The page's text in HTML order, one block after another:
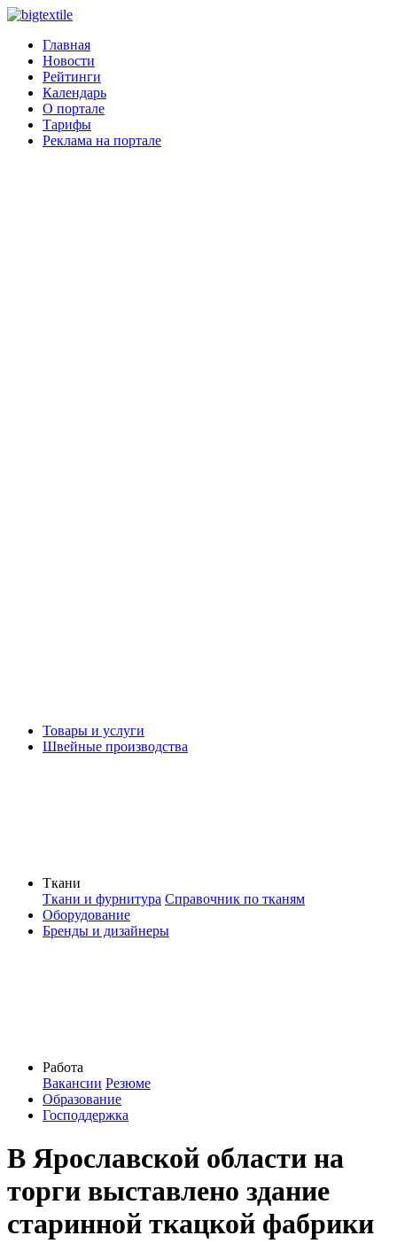
Главная
Новости
Рейтинги
Календарь
О портале
Тарифы
Реклама на портале
Товары и услуги
Швейные производства
Ткани
Ткани и фурнитура Справочник по тканям
Оборудование
Бренды и дизайнеры
Работа
Вакансии Резюме
Образование
Господдержка
В Ярославской области на
торги выставлено здание
старинной ткацкой фабрики